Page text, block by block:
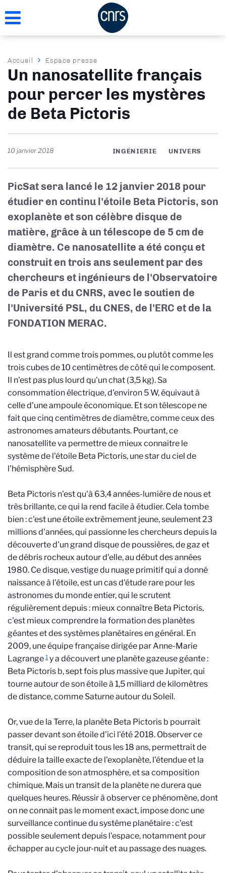
au
Fil
d'Ariane
Accueil Espace presse
Un nanosatellite français
pour percer les mystères
de Beta Pictoris
10 janvier 2018 INGÉNIERIE UNIVERS
PicSat sera lancé le 12 janvier 2018 pour
étudier en continu l'étoile Beta Pictoris, son
exoplanète et son célèbre disque de
matière, grâce à un télescope de 5 cm de
diamètre. Ce nanosatellite a été conçu et
construit en trois ans seulement par des
chercheurs et ingénieurs de l'Observatoire
de Paris et du CNRS, avec le soutien de
l'Université PSL, du CNES, de l'ERC et de la
FONDATION MERAC.
Il est grand comme trois pommes, ou plutôt comme les
trois cubes de 10 centimètres de côté qui le composent.
Il n'est pas plus lourd qu'un chat (3,5 kg). Sa
consommation électrique, d'environ 5 W, équivaut à
celle d'une ampoule économique. Et son télescope ne
fait que cinq centimètres de diamètre, comme ceux des
astronomes amateurs débutants. Pourtant, ce
nanosatellite va permettre de mieux connaitre le
système de l'étoile Beta Pictoris, une star du ciel de
l'hémisphère Sud.
Beta Pictoris n'est qu'à 63,4 années-lumière de nous et
très brillante, ce qui la rend facile à étudier. Cela tombe
bien : c'est une étoile extrêmement jeune, seulement 23
millions d'années, qui passionne les chercheurs depuis la
découverte d'un grand disque de poussières, de gaz et
de débris rocheux autour d'elle, au début des années
1980. Ce disque, vestige du nuage primitif qui a donné
naissance à l'étoile, est un cas d'étude rare pour les
astronomes du monde entier, qui le scrutent
régulièrement depuis : mieux connaître Beta Pictoris,
c'est mieux comprendre la formation des planètes
géantes et des systèmes planétaires en général. En
2009, une équipe française dirigée par Anne-Marie
Lagrange 1 y a découvert une planète gazeuse géante :
Beta Pictoris b, sept fois plus massive que Jupiter, qui
tourne autour de son étoile à 1,5 milliard de kilomètres
de distance, comme Saturne autour du Soleil.
Or, vue de la Terre, la planète Beta Pictoris b pourrait
passer devant son étoile d'ici l'été 2018. Observer ce
transit, qui se reproduit tous les 18 ans, permettrait de
déduire la taille exacte de l'exoplanète, l'étendue et la
composition de son atmosphère, et sa composition
chimique. Mais un transit de la planète ne durera que
quelques heures. Réussir à observer ce phénomène, dont
on ne connait pas le moment exact, impose donc une
surveillance continue du système planétaire : c'est
possible seulement depuis l'espace, notamment pour
échapper au cycle jour-nuit et au passage des nuages.